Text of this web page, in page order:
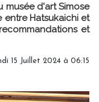
musée d'art Simose
entre Hatsukaichi et
et
15 Juillet 2024 à 06:15